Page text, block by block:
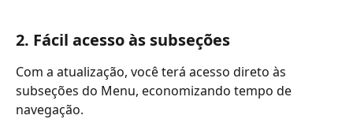
2. Fácil acesso às subseções
Com a atualização, você terá acesso direto às
subseções do Menu, economizando tempo de
navegação.